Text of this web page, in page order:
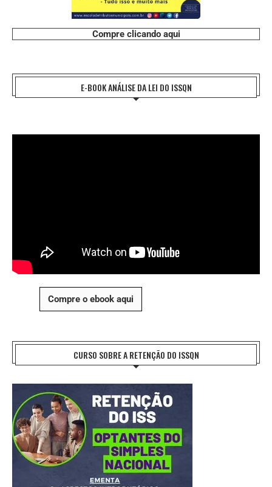
Compre clicando aqui
E-BOOK ANÁLISE DA LEI DO ISSQN
Compre o ebook aqui
CURSO SOBRE A RETENÇÃO DO ISSQN